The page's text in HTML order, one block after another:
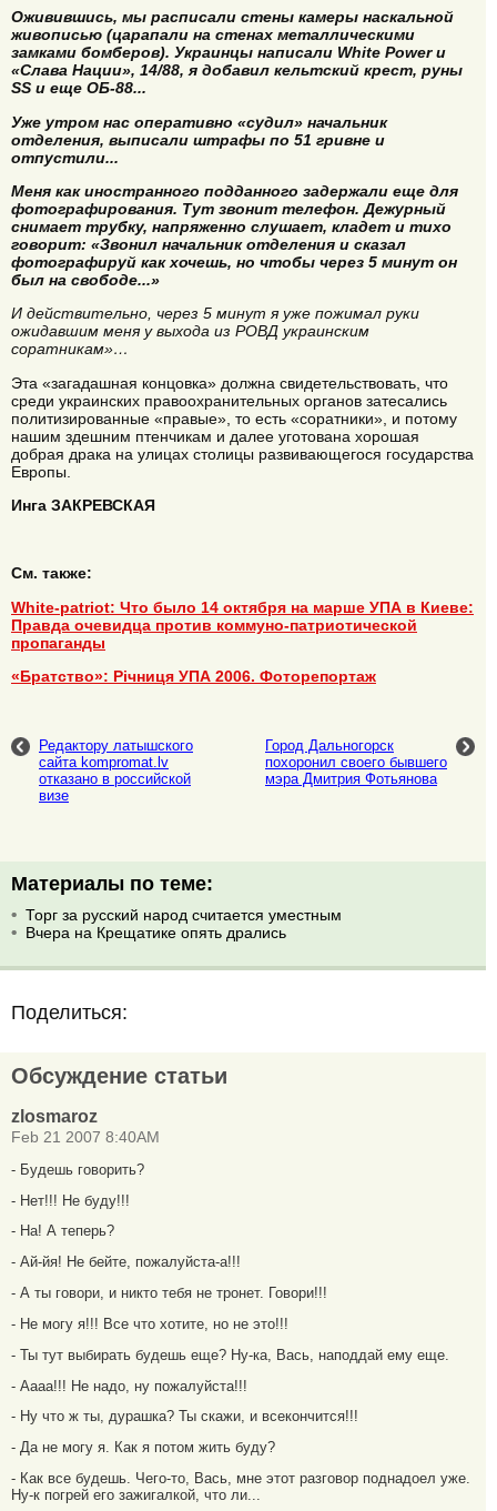
Оживившись, мы расписали стены камеры наскальной
живописью (царапали на стенах металлическими
замками бомберов). Украинцы написали White Power и
«Слава Нации», 14/88, я добавил кельтский крест, руны
SS и еще ОБ-88...
Уже утром нас оперативно «судил» начальник
отделения, выписали штрафы по 51 гривне и
отпустили...
Меня как иностранного подданного задержали еще для
фотографирования. Тут звонит телефон. Дежурный
снимает трубку, напряженно слушает, кладет и тихо
говорит: «Звонил начальник отделения и сказал
фотографируй как хочешь, но чтобы через 5 минут он
был на свободе...»
И действительно, через 5 минут я уже пожимал руки
ожидавшим меня у выхода из РОВД украинским
соратникам»…
Эта «загадашная концовка» должна свидетельствовать, что
среди украинских правоохранительных органов затесались
политизированные «правые», то есть «соратники», и потому
нашим здешним птенчикам и далее уготована хорошая
добрая драка на улицах столицы развивающегося государства
Европы.
Инга ЗАКРЕВСКАЯ
См. также:
White-patriot: Что было 14 октября на марше УПА в Киеве:
Правда очевидца против коммуно-патриотической
пропаганды
«Братство»: Річниця УПА 2006. Фоторепортаж
Редактору латышского
сайта kompromat.lv
отказано в российской
визе
Город Дальногорск
похоронил своего бывшего
мэра Дмитрия Фотьянова
Материалы по теме:
Торг за русский народ считается уместным
Вчера на Крещатике опять дрались
Поделиться:
Обсуждение статьи
zlosmaroz
Feb 21 2007 8:40AM
- Будешь говорить?
- Нет!!! Не буду!!!
- На! А теперь?
- Ай-йя! Не бейте, пожалуйста-а!!!
- А ты говори, и никто тебя не тронет. Говори!!!
- Не могу я!!! Все что хотите, но не это!!!
- Ты тут выбирать будешь еще? Ну-ка, Вась, наподдай ему еще.
- Аааа!!! Не надо, ну пожалуйста!!!
- Ну что ж ты, дурашка? Ты скажи, и всекончится!!!
- Да не могу я. Как я потом жить буду?
- Как все будешь. Чего-то, Вась, мне этот разговор поднадоел уже.
Ну-к погрей его зажигалкой, что ли...